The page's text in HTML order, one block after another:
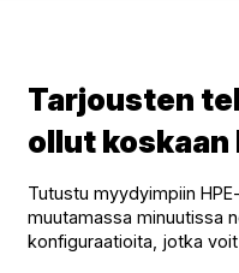
Tarjousten
ollut koskaan
Tutustu myydyimpiin
muutamassa minuutissa
konfiguraatioita, jotka